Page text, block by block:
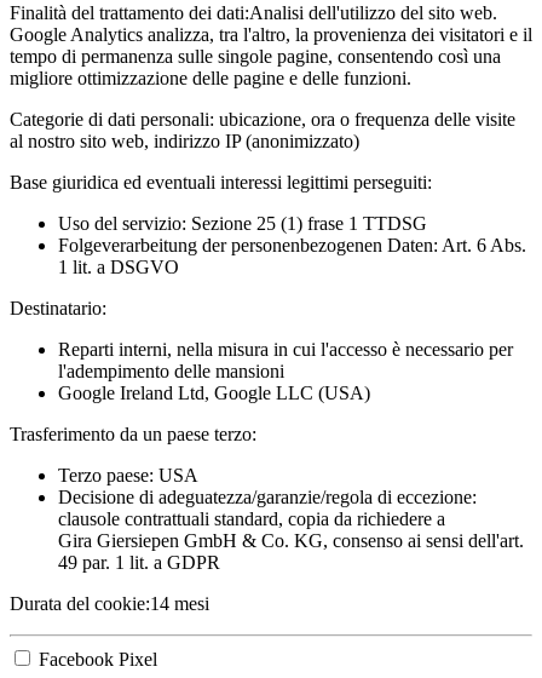
Finalità del trattamento dei dati:Analisi dell'utilizzo del sito web.
Google Analytics analizza, tra l'altro, la provenienza dei visitatori e il
tempo di permanenza sulle singole pagine, consentendo così una
migliore ottimizzazione delle pagine e delle funzioni.
Categorie di dati personali: ubicazione, ora o frequenza delle visite
al nostro sito web, indirizzo IP (anonimizzato)
Base giuridica ed eventuali interessi legittimi perseguiti:
Uso del servizio: Sezione 25 (1) frase 1 TTDSG
Folgeverarbeitung der personenbezogenen Daten: Art. 6 Abs.
1 lit. a DSGVO
Destinatario:
Reparti interni, nella misura in cui l'accesso è necessario per
l'adempimento delle mansioni
Google Ireland Ltd, Google LLC (USA)
Trasferimento da un paese terzo:
Terzo paese: USA
Decisione di adeguatezza/garanzie/regola di eccezione:
clausole contrattuali standard, copia da richiedere a
Gira Giersiepen GmbH & Co. KG, consenso ai sensi dell'art.
49 par. 1 lit. a GDPR
Durata del cookie:14 mesi
Facebook Pixel